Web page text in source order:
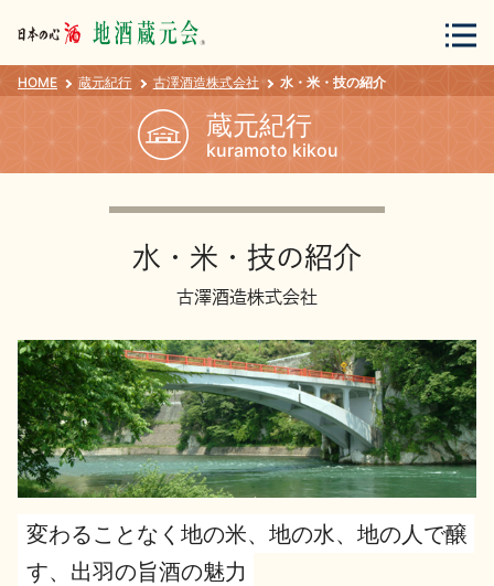
会員登録 ログイン
蔵元紀行 地酒カタログ
地酒用語集
HOME 蔵元紀行 古澤酒造株式会社 水・米・技の紹介
蔵元紀行
kuramoto kikou
水・米・技の紹介
古澤酒造株式会社
変わることなく地の米、地の水、地の人で醸
す、出羽の旨酒の魅力